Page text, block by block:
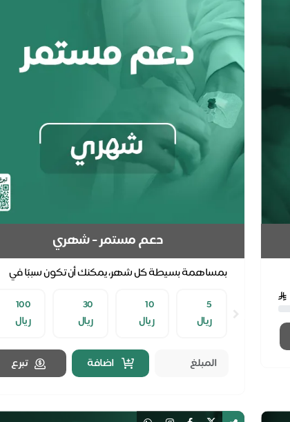
دعم مستمر - شهري
بمساهمة بسيطة كل شهر، يمكنك أن تكون سببًا في
استقطا...
5
ريال
10
ريال
30
ريال
100
ريال
اضافة تبرع